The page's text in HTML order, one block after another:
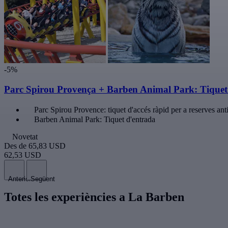
-5%
Parc Spirou Provença + Barben Animal Park:
Parc Spirou Provence: tiquet d'accés ràpid per a reserves
Barben Animal Park: Tiquet d'entrada
Novetat
Des de 65,83 USD
62,53 USD
AnteriorSegüent
Totes les experiències a La Barben